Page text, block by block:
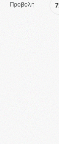
Προβολή